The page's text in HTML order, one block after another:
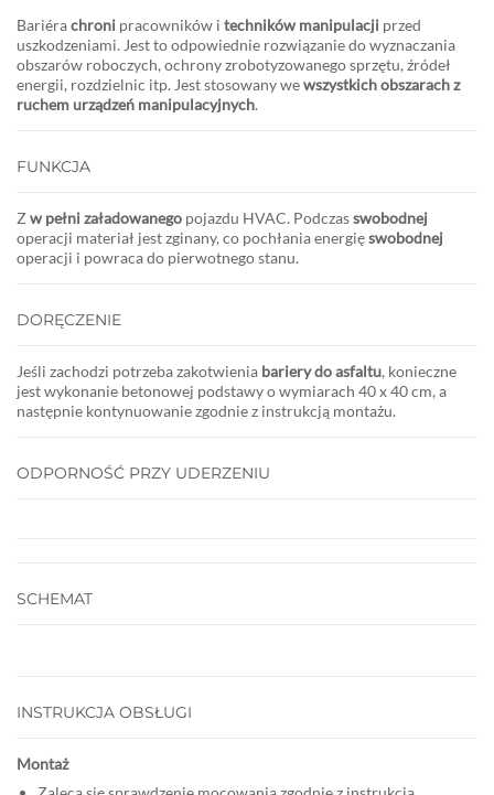
Bariérachroni pracowników i techników manipulacji przed
uszkodzeniami. Jest to odpowiednie rozwiązanie do wyznaczania
obszarów roboczych, ochrony zrobotyzowanego sprzętu, źródeł
energii, rozdzielnic itp. Jest stosowany wewszystkich obszarach z
ruchem urządzeń manipulacyjnych.
FUNKCJA
Zw pełni załadowanego pojazdu HVAC. Podczasswobodnej
operacji materiał jest zginany, co pochłania energięswobodnej
operacji i powraca do pierwotnego stanu.
DORĘCZENIE
Jeśli zachodzi potrzeba zakotwienia bariery do asfaltu, konieczne
jest wykonanie betonowej podstawy o wymiarach 40 x 40 cm, a
następnie kontynuowanie zgodnie z instrukcją montażu.
ODPORNOŚĆ PRZY UDERZENIU
SCHEMAT
INSTRUKCJA OBSŁUGI
Montaż